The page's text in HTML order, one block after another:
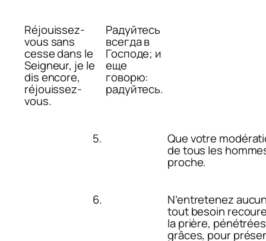
Réjouissez-
vous sans
cesse dans le
Seigneur, je le
dis encore,
réjouissez-
vous.
Радуйтесь
всегда в
Господе; и
еще
говорю:
радуйтесь.
5. Que votre
de tous les
proche.
6. N’entretenez
tout besoin
la prière,
grâces, pour